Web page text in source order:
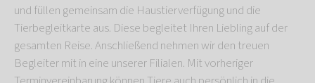
und füllen gemeinsam die Haustierverfügung und die
Tierbegleitkarte aus. Diese begleitet Ihren Liebling auf der
gesamten Reise. Anschließend nehmen wir den treuen
Begleiter mit in eine unserer Filialen. Mit vorheriger